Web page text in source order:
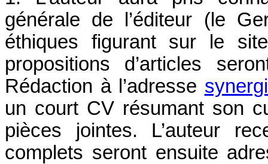
générale de l’éditeur (le
éthiques figurant sur le
propositions d’articles
Rédaction à l’adresse
un court CV résumant son
pièces jointes. L’auteur
complets seront ensuite